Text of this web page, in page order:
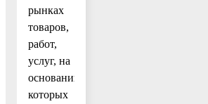
рынках
товаров,
работ,
услуг, на
основании
которых